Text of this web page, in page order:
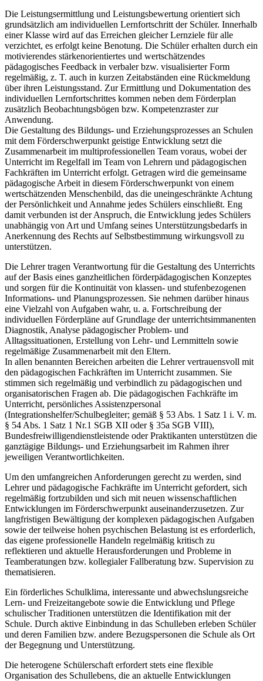
Die Leistungsermittlung und Leistungsbewertung orientiert sich
grundsätzlich am individuellen Lernfortschritt der Schüler. Innerhalb
einer Klasse wird auf das Erreichen gleicher Lernziele für alle
verzichtet, es erfolgt keine Benotung. Die Schüler erhalten durch ein
motivierendes stärkenorientiertes und wertschätzendes
pädagogisches Feedback in verbaler bzw. visualisierter Form
regelmäßig, z. T. auch in kurzen Zeitabständen eine Rückmeldung
über ihren Leistungsstand. Zur Ermittlung und Dokumentation des
individuellen Lernfortschrittes kommen neben dem Förderplan
zusätzlich Beobachtungsbögen bzw. Kompetenzraster zur
Anwendung.
Die Gestaltung des Bildungs- und Erziehungsprozesses an Schulen
mit dem Förderschwerpunkt geistige Entwicklung setzt die
Zusammenarbeit im multiprofessionellen Team voraus, wobei der
Unterricht im Regelfall im Team von Lehrern und pädagogischen
Fachkräften im Unterricht erfolgt. Getragen wird die gemeinsame
pädagogische Arbeit in diesem Förderschwerpunkt von einem
wertschätzenden Menschenbild, das die uneingeschränkte Achtung
der Persönlichkeit und Annahme jedes Schülers einschließt. Eng
damit verbunden ist der Anspruch, die Entwicklung jedes Schülers
unabhängig von Art und Umfang seines Unterstützungsbedarfs in
Anerkennung des Rechts auf Selbstbestimmung wirkungsvoll zu
unterstützen.
Die Lehrer tragen Verantwortung für die Gestaltung des Unterrichts
auf der Basis eines ganzheitlichen förderpädagogischen Konzeptes
und sorgen für die Kontinuität von klassen- und stufenbezogenen
Informations- und Planungsprozessen. Sie nehmen darüber hinaus
eine Vielzahl von Aufgaben wahr, u. a. Fortschreibung der
individuellen Förderpläne auf Grundlage der unterrichtsimmanenten
Diagnostik, Analyse pädagogischer Problem- und
Alltagssituationen, Erstellung von Lehr- und Lernmitteln sowie
regelmäßige Zusammenarbeit mit den Eltern.
In allen benannten Bereichen arbeiten die Lehrer vertrauensvoll mit
den pädagogischen Fachkräften im Unterricht zusammen. Sie
stimmen sich regelmäßig und verbindlich zu pädagogischen und
organisatorischen Fragen ab. Die pädagogischen Fachkräfte im
Unterricht, persönliches Assistenzpersonal
(Integrationshelfer/Schulbegleiter; gemäß § 53 Abs. 1 Satz 1 i. V. m.
§ 54 Abs. 1 Satz 1 Nr.1 SGB XII oder § 35a SGB VIII),
Bundesfreiwilligendienstleistende oder Praktikanten unterstützen die
ganztägige Bildungs- und Erziehungsarbeit im Rahmen ihrer
jeweiligen Verantwortlichkeiten.
Um den umfangreichen Anforderungen gerecht zu werden, sind
Lehrer und pädagogische Fachkräfte im Unterricht gefordert, sich
regelmäßig fortzubilden und sich mit neuen wissenschaftlichen
Entwicklungen im Förderschwerpunkt auseinanderzusetzen. Zur
langfristigen Bewältigung der komplexen pädagogischen Aufgaben
sowie der teilweise hohen psychischen Belastung ist es erforderlich,
das eigene professionelle Handeln regelmäßig kritisch zu
reflektieren und aktuelle Herausforderungen und Probleme in
Teamberatungen bzw. kollegialer Fallberatung bzw. Supervision zu
thematisieren.
Ein förderliches Schulklima, interessante und abwechslungsreiche
Lern- und Freizeitangebote sowie die Entwicklung und Pflege
schulischer Traditionen unterstützen die Identifikation mit der
Schule. Durch aktive Einbindung in das Schulleben erleben Schüler
und deren Familien bzw. andere Bezugspersonen die Schule als Ort
der Begegnung und Unterstützung.
Die heterogene Schülerschaft erfordert stets eine flexible
Organisation des Schullebens, die an aktuelle Entwicklungen